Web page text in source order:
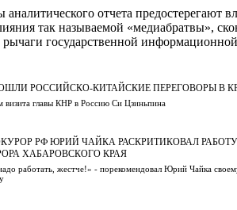
аналитического отчета предостерегают
так называемой «медиабратвы»,
рычаги государственной
РОССИЙСКО-КИТАЙСКИЕ ПЕРЕГОВОРЫ В
визита главы КНР в Россию Си Цзиньпина
РФ ЮРИЙ ЧАЙКА РАСКРИТИКОВАЛ
ХАБАРОВСКОГО КРАЯ
работать, жестче!» - порекомендовал Юрий Чайка